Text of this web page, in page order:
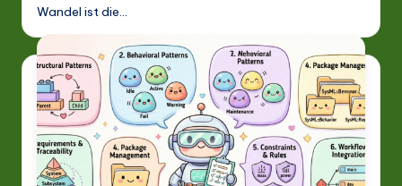
Wandel ist die…